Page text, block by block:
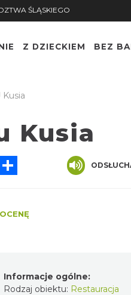
ŚLĄSKIEGO
Z DZIECKIEM BEZ
Kusia
Kusia
Messenger
Informacje ogólne:
Rodzaj obiektu: Restauracja